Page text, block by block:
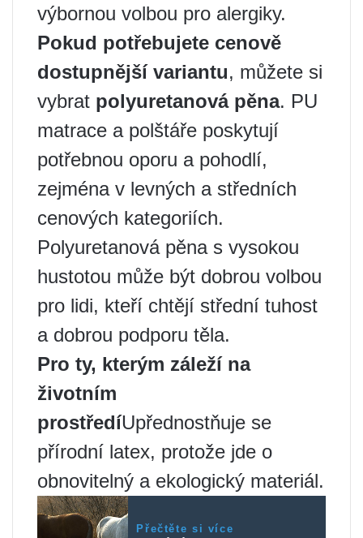
výbornou volbou pro alergiky.
Pokud potřebujete cenově
dostupnější variantu, můžete si
vybrat polyuretanová pěna. PU
matrace a polštáře poskytují
potřebnou oporu a pohodlí,
zejména v levných a středních
cenových kategoriích.
Polyuretanová pěna s vysokou
hustotou může být dobrou volbou
pro lidi, kteří chtějí střední tuhost
a dobrou podporu těla.
Pro ty, kterým záleží na
životním
prostředíUpřednostňuje se
přírodní latex, protože jde o
obnovitelný a ekologický materiál.
Přečtěte si více